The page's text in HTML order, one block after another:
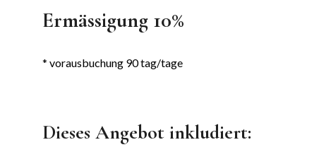
Ermässigung 10%
vorausbuchung 90 tag/tage
Dieses Angebot inkludiert: